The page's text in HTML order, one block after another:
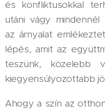
és konfliktusokkal
utáni vágy
az árnyalat
lépés, amit az
teszünk, közelebb
kiegyensúlyozottabb
Ahogy a szín az